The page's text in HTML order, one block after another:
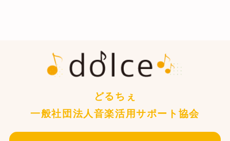
どるちぇ
一般社団法人音楽活用サポート協会